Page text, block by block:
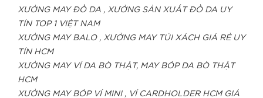
XƯỞNG MAY ĐỒ DA , XƯỞNG SẢN XUẤT ĐỒ DA UY
TÍN TOP 1 VIỆT NAM
XƯỞNG MAY BALO , XƯỞNG MAY TÚI XÁCH GIÁ RẺ UY
TÍN HCM
XƯỞNG MAY VÍ DA BÒ THẬT, MAY BÓP DA BÒ THẬT
HCM
XƯỞNG MAY BÓP VÍ MINI , VÍ CARDHOLDER HCM GIÁ